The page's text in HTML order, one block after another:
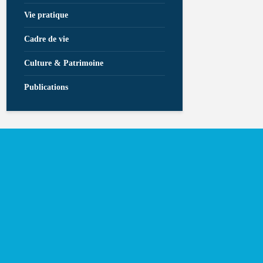
Vie pratique
Cadre de vie
Culture & Patrimoine
Publications